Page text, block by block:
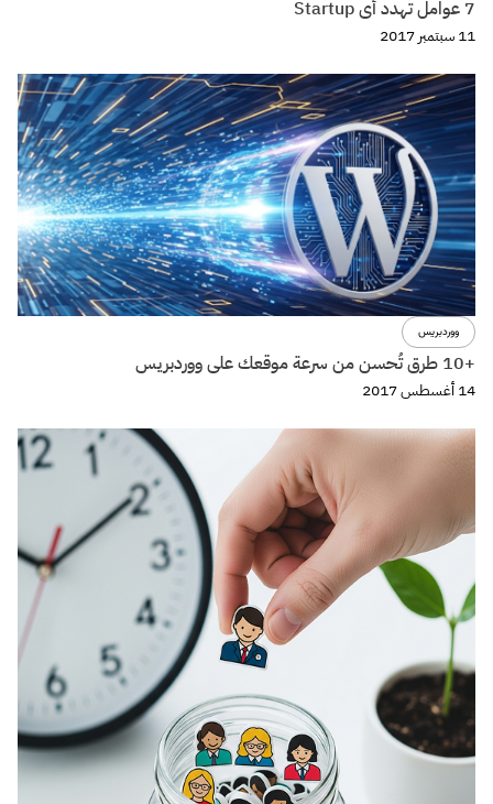
7 عوامل تهدد أى Startup
11 سبتمبر 2017
ووردبريس
+10 طرق تُحسن من سرعة موقعك على ووردبريس
14 أغسطس 2017